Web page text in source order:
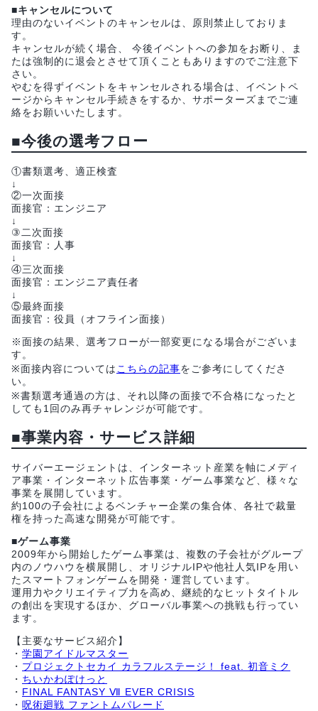
■キャンセルについて
理由のないイベントのキャンセルは、原則禁止しておりま
す。
キャンセルが続く場合、 今後イベントへの参加をお断り、ま
たは強制的に退会とさせて頂くこともありますのでご注意下
さい。
やむを得ずイベントをキャンセルされる場合は、イベントペ
ージからキャンセル手続きをするか、サポーターズまでご連
絡をお願いいたします。
■今後の選考フロー
①書類選考、適正検査
↓
②一次面接
面接官：エンジニア
↓
③二次面接
面接官：人事
↓
④三次面接
面接官：エンジニア責任者
↓
⑤最終面接
面接官：役員（オフライン面接）
※面接の結果、選考フローが一部変更になる場合がございま
す。
※面接内容については こちらの記事をご参考にしてくださ
い。
※書類選考通過の方は、それ以降の面接で不合格になったと
しても1回のみ再チャレンジが可能です。
■事業内容・サービス詳細
サイバーエージェントは、インターネット産業を軸にメディ
ア事業・インターネット広告事業・ゲーム事業など、様々な
事業を展開しています。
約100の子会社によるベンチャー企業の集合体、各社で裁量
権を持った高速な開発が可能です。
■ゲーム事業
2009年から開始したゲーム事業は、複数の子会社がグループ
内のノウハウを横展開し、オリジナルIPや他社人気IPを用い
たスマートフォンゲームを開発・運営しています。
運用力やクリエイティブ力を高め、継続的なヒットタイトル
の創出を実現するほか、グローバル事業への挑戦も行ってい
ます。
【主要なサービス紹介】
・ 学園アイドルマスター
・ プロジェクトセカイ カラフルステージ！ feat. 初音ミク
・ ちいかわぽけっと
・ FINAL FANTASY Ⅶ EVER CRISIS
・ 呪術廻戦 ファントムパレード